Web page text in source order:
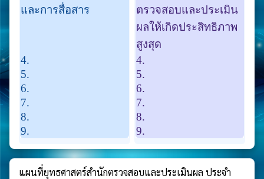
และการสื่อสาร
ตรวจสอบและประเมิน
ผลให้เกิดประสิทธิภาพ
สูงสุด
4.
4.
5.
5.
6.
6.
7.
7.
8.
8.
9.
9.
แผนที่ยุทธศาสตร์สำนักตรวจสอบและประเมินผล ประจำ